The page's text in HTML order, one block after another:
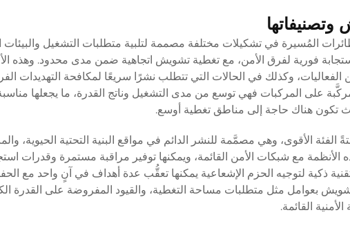
وتصنيفاتها
المُسيرة في تشكيلات مختلفة مصممة لتلبية متطلبات التشغيل والبيئات
فورية لفرق الأمن، مع تغطية تشويش اتجاهية ضمن مدى محدود. وهذه
الفعاليات، وكذلك في الحالات التي تتطلب نشرًا سريعًا لمكافحة التهديدات
على المركبات فهي توسع من مدى التشغيل وناتج القدرة، ما يجعلها
تكون هناك حاجة إلى مناطق تغطية أوسع.
الفئة الأقوى، وهي مصمَّمة للنشر الدائم في مواقع البنية التحتية الحيوية،
الأنظمة مع شبكات الأمن القائمة، ويمكنها توفير مراقبة مستمرة وقدرات
ذكية لتوجيه الحزم الإشعاعية يمكنها تعقُّب عدة أهداف في آنٍ واحد مع
بعوامل مثل متطلبات مساحة التغطية، والقيود المفروضة على القدرة
القائمة.